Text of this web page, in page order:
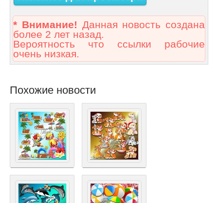
* Внимание! Данная новость создана
более 2 лет назад.
Вероятность что ссылки рабочие
очень низкая.
Похожие новости